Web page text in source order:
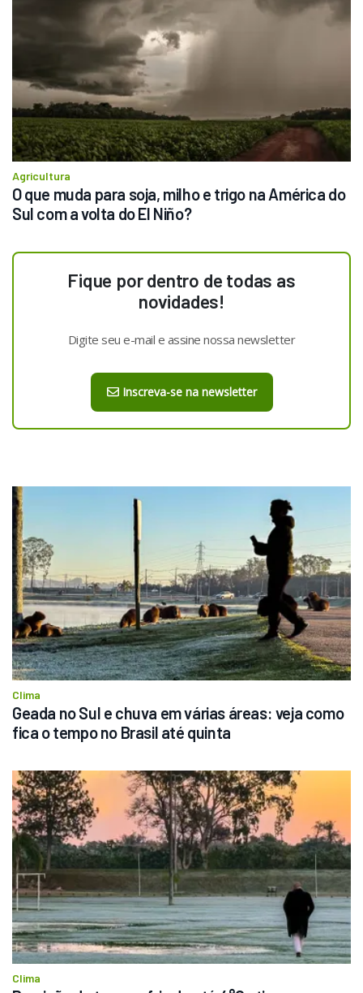
Agricultura
O que muda para soja, milho e trigo na América do
Sul com a volta do El Niño?
Fique por dentro de todas as
novidades!
Digite seu e-mail e assine nossa newsletter
Inscreva-se na newsletter
Clima
Geada no Sul e chuva em várias áreas: veja como
fica o tempo no Brasil até quinta
Clima